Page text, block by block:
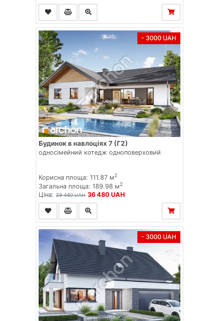
- 3000 UAH
Будинок в навлоціях 7 (Г2)
односімейний котедж одноповерховий
Корисна площа: 111.87 м2
Загальна площа: 189.98 м2
Ціна: 39 480 UAH 36 480 UAH
- 3000 UAH